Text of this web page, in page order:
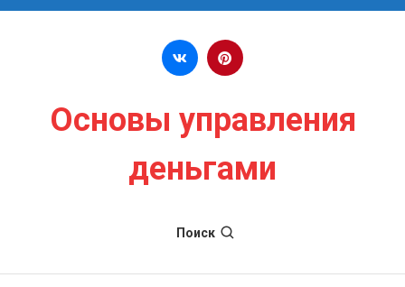
Перейти к содержимому
Основы управления
деньгами
Поиск